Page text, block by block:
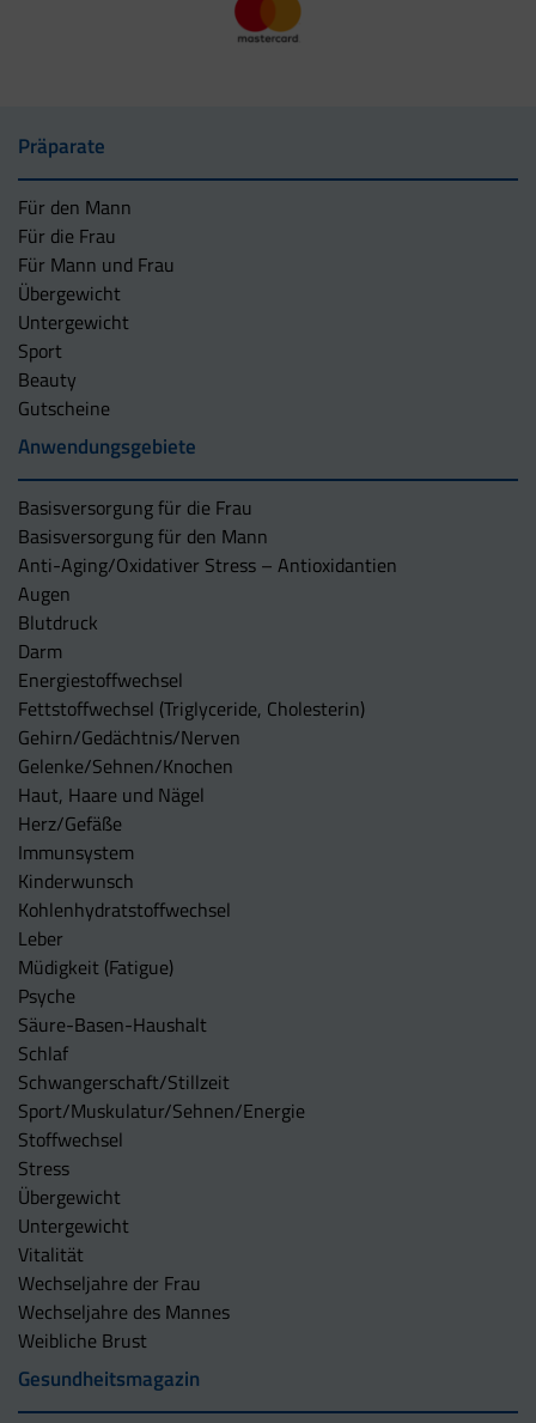
Präparate
Für den Mann
Für die Frau
Für Mann und Frau
Übergewicht
Untergewicht
Sport
Beauty
Gutscheine
Anwendungsgebiete
Basisversorgung für die Frau
Basisversorgung für den Mann
Anti-Aging/Oxidativer Stress – Antioxidantien
Augen
Blutdruck
Darm
Energiestoffwechsel
Fettstoffwechsel (Triglyceride, Cholesterin)
Gehirn/Gedächtnis/Nerven
Gelenke/Sehnen/Knochen
Haut, Haare und Nägel
Herz/Gefäße
Immunsystem
Kinderwunsch
Kohlenhydratstoffwechsel
Leber
Müdigkeit (Fatigue)
Psyche
Säure-Basen-Haushalt
Schlaf
Schwangerschaft/Stillzeit
Sport/Muskulatur/Sehnen/Energie
Stoffwechsel
Stress
Übergewicht
Untergewicht
Vitalität
Wechseljahre der Frau
Wechseljahre des Mannes
Weibliche Brust
Gesundheitsmagazin